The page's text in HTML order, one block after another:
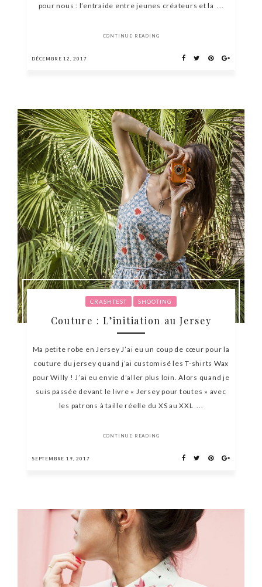
pour nous : l’entraide entre jeunes créateurs et la ...
CONTINUE READING
DÉCEMBRE 12, 2017
CRASHTEST SHOOTING
Couture : L’initiation au Jersey
Ma petite robe en Jersey J’ai eu un coup de cœur pour la
couture du jersey quand j’ai customisé les T-shirts Wax
pour Willy ! J’ai eu envie d’aller plus loin. Alors quand je
suis passée devant le livre « Jersey pour toutes » avec
les patrons à taille réelle du XS au XXL ...
CONTINUE READING
SEPTEMBRE 19, 2017